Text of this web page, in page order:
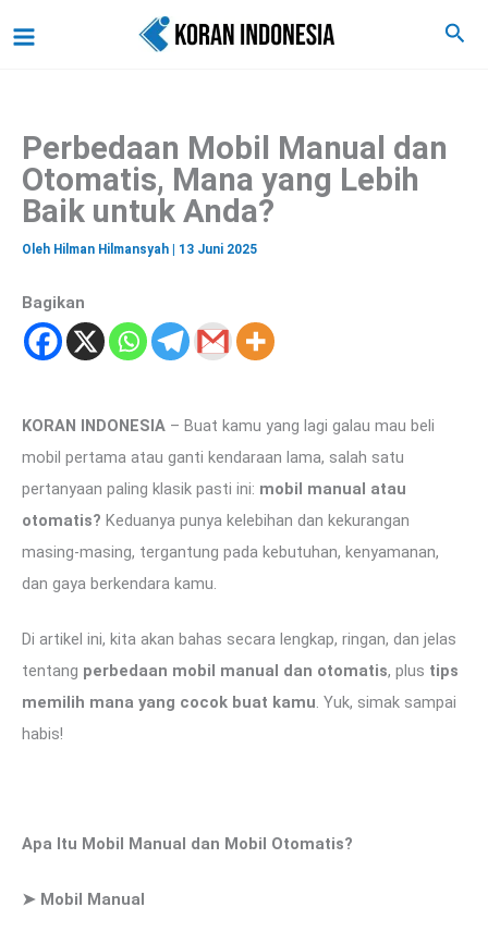
ke
Cari
Perbedaan Mobil Manual dan
Otomatis, Mana yang Lebih
Baik untuk Anda?
Oleh Hilman Hilmansyah 13 Juni 2025
Bagikan
KORAN INDONESIA – Buat kamu yang lagi galau mau beli
mobil pertama atau ganti kendaraan lama, salah satu
pertanyaan paling klasik pasti ini: mobil manual atau
otomatis? Keduanya punya kelebihan dan kekurangan
masing-masing, tergantung pada kebutuhan, kenyamanan,
dan gaya berkendara kamu.
Di artikel ini, kita akan bahas secara lengkap, ringan, dan jelas
tentang perbedaan mobil manual dan otomatis, plus tips
memilih mana yang cocok buat kamu. Yuk, simak sampai
habis!
Apa Itu Mobil Manual dan Mobil Otomatis?
➤ Mobil Manual
a